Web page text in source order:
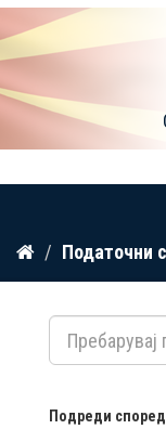
Прескокнете
содржина
Податочни
Подреди според